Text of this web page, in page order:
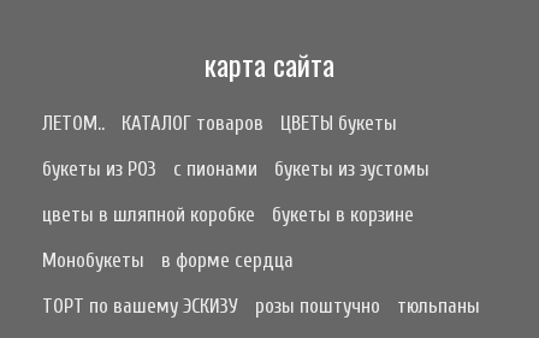
карта сайта
ЛЕТОМ.. КАТАЛОГ товаров
ЦВЕТЫ букеты
букеты из РОЗ
с пионами
букеты из эустомы
цветы в шляпной коробке
букеты в корзине
Монобукеты
в форме сердца
ТОРТ по вашему ЭСКИЗУ
розы поштучно
тюльпаны